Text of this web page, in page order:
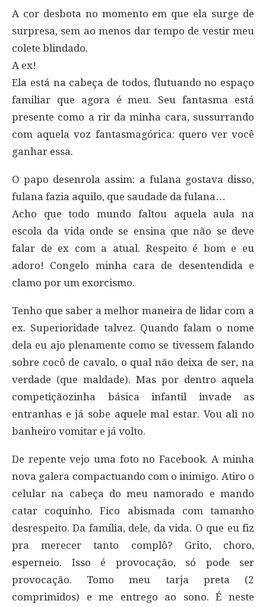
A cor desbota no momento em que ela surge de
surpresa, sem ao menos dar tempo de vestir meu
colete blindado.
A ex!
Ela está na cabeça de todos, flutuando no espaço
familiar que agora é meu. Seu fantasma está
presente como a rir da minha cara, sussurrando
com aquela voz fantasmagórica: quero ver você
ganhar essa.
O papo desenrola assim: a fulana gostava disso,
fulana fazia aquilo, que saudade da fulana…
Acho que todo mundo faltou aquela aula na
escola da vida onde se ensina que não se deve
falar de ex com a atual. Respeito é bom e eu
adoro! Congelo minha cara de desentendida e
clamo por um exorcismo.
Tenho que saber a melhor maneira de lidar com a
ex. Superioridade talvez. Quando falam o nome
dela eu ajo plenamente como se tivessem falando
sobre cocô de cavalo, o qual não deixa de ser, na
verdade (que maldade). Mas por dentro aquela
competiçãozinha básica infantil invade as
entranhas e já sobe aquele mal estar. Vou ali no
banheiro vomitar e já volto.
De repente vejo uma foto no Facebook. A minha
nova galera compactuando com o inimigo. Atiro o
celular na cabeça do meu namorado e mando
catar coquinho. Fico abismada com tamanho
desrespeito. Da família, dele, da vida. O que eu fiz
pra merecer tanto complô? Grito, choro,
esperneio. Isso é provocação, só pode ser
provocação. Tomo meu tarja preta (2
comprimidos) e me entrego ao sono. É neste